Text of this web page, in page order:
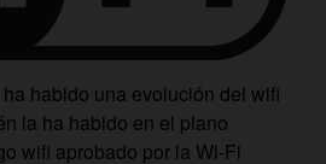
habido una evolución del wifi
la ha habido en el plano
wifi aprobado por la Wi-Fi